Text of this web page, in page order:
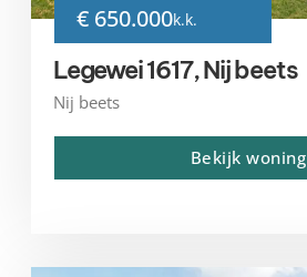
€ 650.000k.k.
Legewei 1617, Nij beets
Nij beets
Bekijk woning